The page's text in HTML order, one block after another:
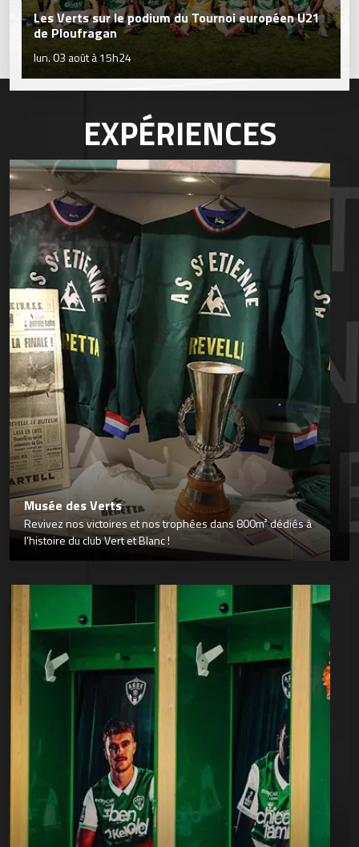
Les Verts sur le podium du Tournoi européen U21
de Ploufragan
lun. 03 août à 15h24
EXPÉRIENCES
Musée des Verts
Revivez nos victoires et nos trophées dans 800m² dédiés à
l’histoire du club Vert et Blanc !